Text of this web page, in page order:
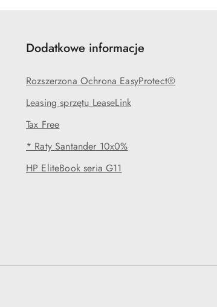
Dodatkowe informacje
Rozszerzona Ochrona EasyProtect®
Leasing sprzętu LeaseLink
Tax Free
* Raty Santander 10x0%
HP EliteBook seria G11